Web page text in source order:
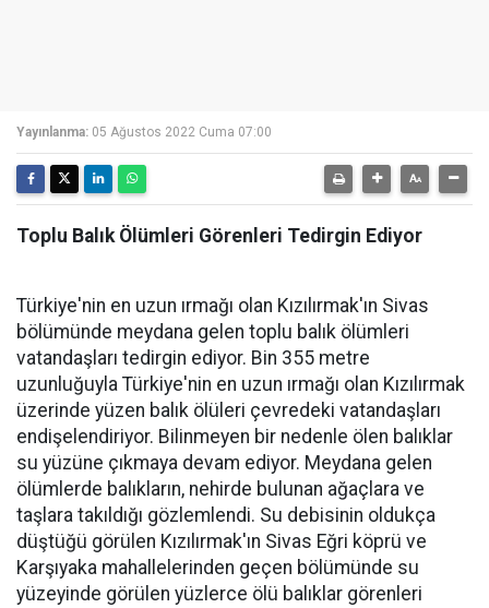
Yayınlanma: 05 Ağustos 2022 Cuma 07:00
Toplu Balık Ölümleri Görenleri Tedirgin Ediyor
Türkiye'nin en uzun ırmağı olan Kızılırmak'ın Sivas
bölümünde meydana gelen toplu balık ölümleri
vatandaşları tedirgin ediyor. Bin 355 metre
uzunluğuyla Türkiye'nin en uzun ırmağı olan Kızılırmak
üzerinde yüzen balık ölüleri çevredeki vatandaşları
endişelendiriyor. Bilinmeyen bir nedenle ölen balıklar
su yüzüne çıkmaya devam ediyor. Meydana gelen
ölümlerde balıkların, nehirde bulunan ağaçlara ve
taşlara takıldığı gözlemlendi. Su debisinin oldukça
düştüğü görülen Kızılırmak'ın Sivas Eğri köprü ve
Karşıyaka mahallelerinden geçen bölümünde su
yüzeyinde görülen yüzlerce ölü balıklar görenleri